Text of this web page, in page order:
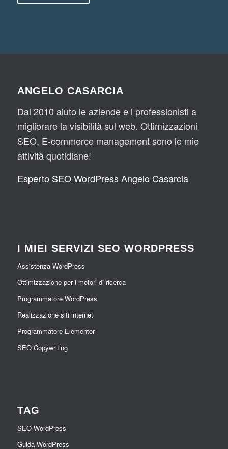
ANGELO CASARCIA
Dal 2010 aiuto le aziende e i professionisti a
migliorare la visibilità sul web. Ottimizzazioni
SEO, E-commerce management sono le mie
attività quotidiane!
Esperto SEO WordPress Angelo Casarcia
I MIEI SERVIZI SEO WORDPRESS
Assistenza WordPress
Ottimizzazione per i motori di ricerca
Programmatore WordPress
Realizzazione siti internet
Programmatore Elementor
SEO Copywriting
TAG
SEO WordPress
Guida WordPress